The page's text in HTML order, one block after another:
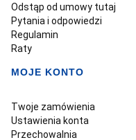
Odstąp od umowy tutaj
Pytania i odpowiedzi
Regulamin
Raty
MOJE KONTO
Twoje zamówienia
Ustawienia konta
Przechowalnia